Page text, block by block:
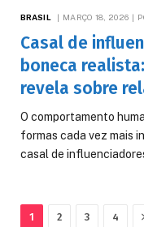
BRASIL MARÇO 18, 2026
Casal de
boneca
revela sobre
O comportamento
formas cada vez mais
casal de
1 2 3 4